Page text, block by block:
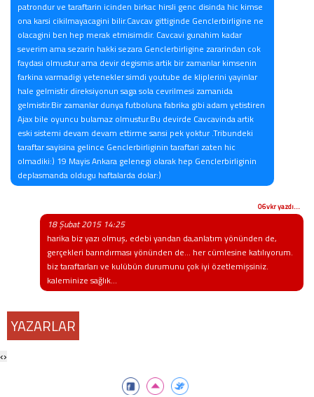
patrondur ve taraftarin icinden birkac hirsli genc disinda hic kimse
ona karsi cikilmayacagini bilir.Cavcav gittiginde Genclerbirligine ne
olacagini ben hep merak etmisimdir. Cavcavi gunahim kadar
severim ama sezarin hakki sezara Genclerbirligine zararindan cok
faydasi olmustur ama devir degismis artik bir zamanlar kimsenin
farkina varmadigi yetenekler simdi youtube de kliplerini yayinlar
hale gelmistir direksiyonun saga sola cevrilmesi zamanida
gelmistir.Bir zamanlar dunya futboluna fabrika gibi adam yetistiren
Ajax bile oyuncu bulamaz olmustur.Bu devirde Cavcavinda artik
eski sistemi devam devam ettirme sansi pek yoktur .Tribundeki
taraftar sayisina gelince Genclerbirliginin taraftari zaten hic
olmadiki:) 19 Mayis Ankara gelenegi olarak hep Genclerbirliginin
deplasmanda oldugu haftalarda dolar:)
06vkr yazdı...
18 Şubat 2015 14:25
harika biz yazı olmuş, edebi yandan da,anlatım yönünden de,
gerçekleri barındırması yönünden de... her cümlesine katılıyorum.
biz taraftarları ve kulübün durumunu çok iyi özetlemişsiniz.
kaleminize sağlık...
YAZARLAR
‹›